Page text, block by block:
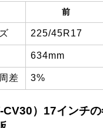
前
225/45R17
634mm
差 3%
CV30）17インチ